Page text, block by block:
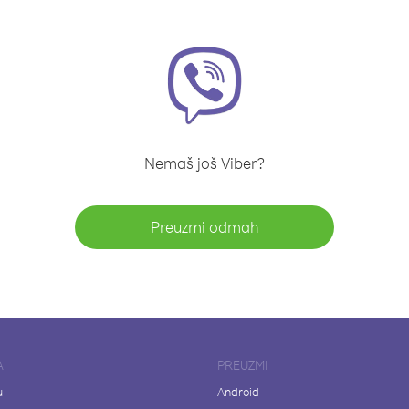
Nemaš još Viber?
Preuzmi odmah
PREUZMI
Android